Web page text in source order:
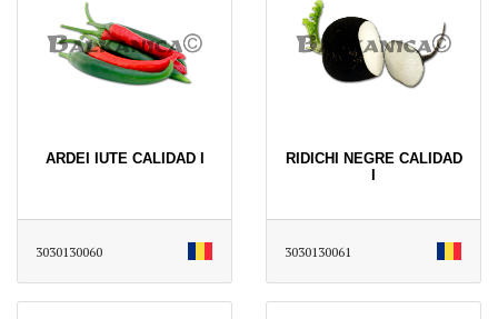
ARDEI IUTE CALIDAD I
3030130060
RIDICHI NEGRE CALIDAD
3030130061